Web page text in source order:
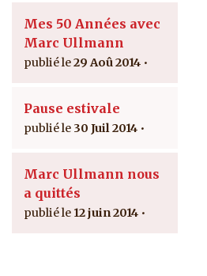
Mes 50 Années avec
Marc Ullmann
29 Aoû 2014
Pause estivale
30 Juil 2014
Marc Ullmann nous
a quittés
12 juin 2014